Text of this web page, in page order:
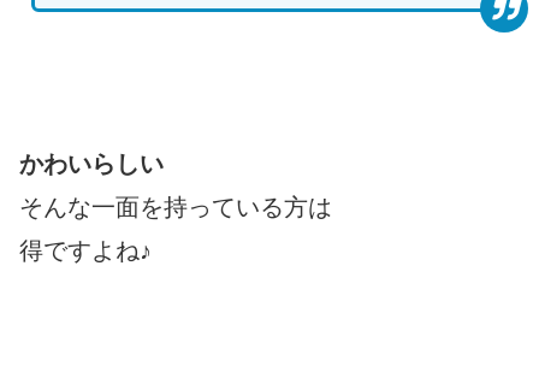
かわいらしい
そんな一面を持っている方は
得ですよね♪